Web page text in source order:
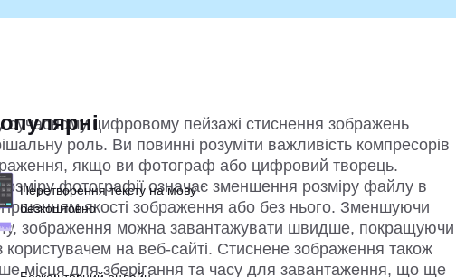
сучасному цифровому пейзажі стиснення зображень
роль. Ви повинні розуміти важливість компресорів
якщо ви фотограф або цифровий творець.
фотографії означає зменшення розміру файлу в
якості зображення або без нього. Зменшуючи
зображення можна завантажувати швидше, покращуючи
користувачем на веб-сайті. Стиснене зображення також
місця для зберігання та часу для завантаження, що ще
Перетворення тексту на мову
безкоштовно